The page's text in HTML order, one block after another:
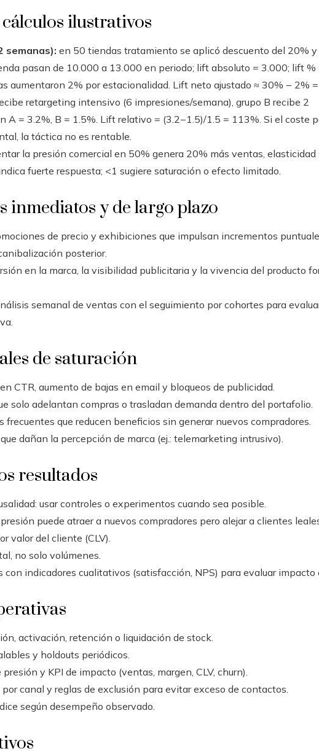
ilustrativos
semanas): en 50 tiendas tratamiento se aplicó descuento del 20% y
pasan de 10.000 a 13.000 en periodo; lift absoluto = 3.000; lift %
aumentaron 2% por estacionalidad. Lift neto ajustado ≈ 30% − 2%
retargeting intensivo (6 impresiones/semana), grupo B recibe 2
A = 3.2%, B = 1.5%. Lift relativo = (3.2−1.5)/1.5 = 113%. Si el coste
la táctica no es rentable.
la presión comercial en 50% genera 20% más ventas,
fuerte respuesta; <1 sugiere saturación o efecto limitado.
inmediatos y de largo plazo
de precio y exhibiciones que impulsan incrementos
posterior.
en la marca, la visibilidad publicitaria y la vivencia del producto
semanal de ventas con el seguimiento por cohortes para
de saturación
CTR, aumento de bajas en email y bloqueos de publicidad.
solo adelantan compras o trasladan demanda dentro del portafolio.
frecuentes que reducen beneficios sin generar nuevos compradores.
dañan la percepción de marca (ej.: telemarketing intrusivo).
resultados
usar controles o experimentos cuando sea posible.
puede atraer a nuevos compradores pero alejar a clientes
valor del cliente (CLV).
no solo volúmenes.
indicadores cualitativos (satisfacción, NPS) para evaluar impacto
activación, retención o liquidación de stock.
y holdouts periódicos.
y KPI de impacto (ventas, margen, CLV, churn).
canal y reglas de exclusión para evitar exceso de contactos.
según desempeño observado.